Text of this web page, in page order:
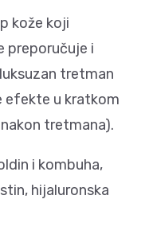
kože koji
preporučuje i
tretman
efekte u kratkom
tretmana).
i kombuha,
hijaluronska